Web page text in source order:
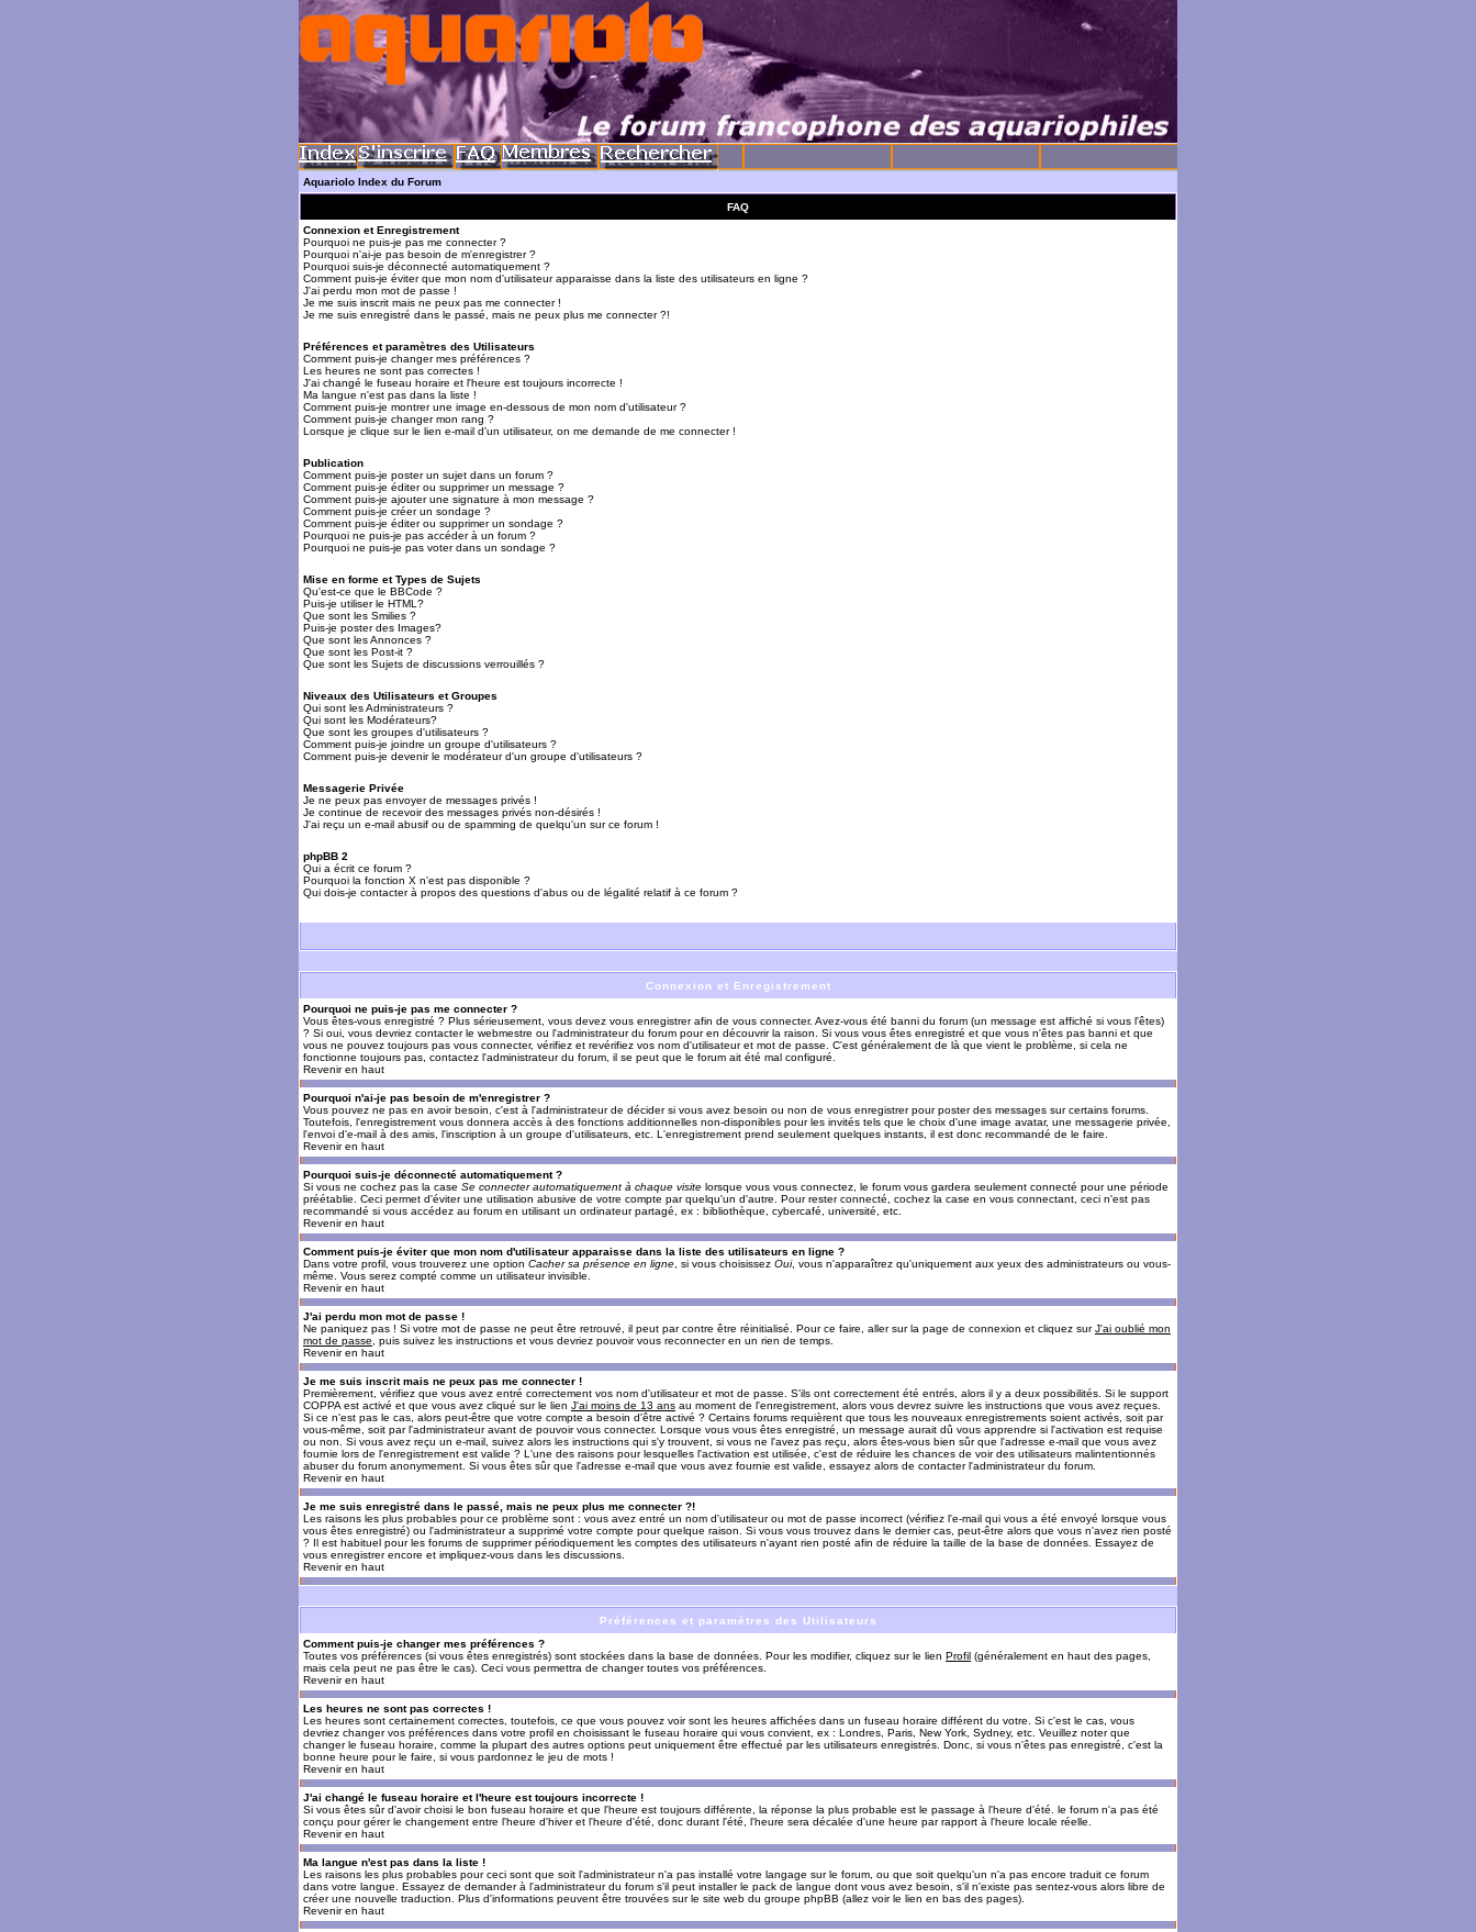
Aquariolo Index du Forum
FAQ
Connexion et Enregistrement
Pourquoi ne puis-je pas me connecter ?
Pourquoi n'ai-je pas besoin de m'enregistrer ?
Pourquoi suis-je déconnecté automatiquement ?
Comment puis-je éviter que mon nom d'utilisateur apparaisse dans la liste des utilisateurs en ligne ?
J'ai perdu mon mot de passe !
Je me suis inscrit mais ne peux pas me connecter !
Je me suis enregistré dans le passé, mais ne peux plus me connecter ?!
Préférences et paramètres des Utilisateurs
Comment puis-je changer mes préférences ?
Les heures ne sont pas correctes !
J'ai changé le fuseau horaire et l'heure est toujours incorrecte !
Ma langue n'est pas dans la liste !
Comment puis-je montrer une image en-dessous de mon nom d'utilisateur ?
Comment puis-je changer mon rang ?
Lorsque je clique sur le lien e-mail d'un utilisateur, on me demande de me connecter !
Publication
Comment puis-je poster un sujet dans un forum ?
Comment puis-je éditer ou supprimer un message ?
Comment puis-je ajouter une signature à mon message ?
Comment puis-je créer un sondage ?
Comment puis-je éditer ou supprimer un sondage ?
Pourquoi ne puis-je pas accéder à un forum ?
Pourquoi ne puis-je pas voter dans un sondage ?
Mise en forme et Types de Sujets
Qu'est-ce que le BBCode ?
Puis-je utiliser le HTML?
Que sont les Smilies ?
Puis-je poster des Images?
Que sont les Annonces ?
Que sont les Post-it ?
Que sont les Sujets de discussions verrouillés ?
Niveaux des Utilisateurs et Groupes
Qui sont les Administrateurs ?
Qui sont les Modérateurs?
Que sont les groupes d'utilisateurs ?
Comment puis-je joindre un groupe d'utilisateurs ?
Comment puis-je devenir le modérateur d'un groupe d'utilisateurs ?
Messagerie Privée
Je ne peux pas envoyer de messages privés !
Je continue de recevoir des messages privés non-désirés !
J'ai reçu un e-mail abusif ou de spamming de quelqu'un sur ce forum !
phpBB 2
Qui a écrit ce forum ?
Pourquoi la fonction X n'est pas disponible ?
Qui dois-je contacter à propos des questions d'abus ou de légalité relatif à ce forum ?
Connexion et Enregistrement
Pourquoi ne puis-je pas me connecter ?
Vous êtes-vous enregistré ? Plus sérieusement, vous devez vous enregistrer afin de vous connecter. Avez-vous été banni du forum (un message est affiché si vous l'êtes)
? Si oui, vous devriez contacter le webmestre ou l'administrateur du forum pour en découvrir la raison. Si vous vous êtes enregistré et que vous n'êtes pas banni et que
vous ne pouvez toujours pas vous connecter, vérifiez et revérifiez vos nom d'utilisateur et mot de passe. C'est généralement de là que vient le problème, si cela ne
fonctionne toujours pas, contactez l'administrateur du forum, il se peut que le forum ait été mal configuré.
Revenir en haut
Pourquoi n'ai-je pas besoin de m'enregistrer ?
Vous pouvez ne pas en avoir besoin, c'est à l'administrateur de décider si vous avez besoin ou non de vous enregistrer pour poster des messages sur certains forums.
Toutefois, l'enregistrement vous donnera accès à des fonctions additionnelles non-disponibles pour les invités tels que le choix d'une image avatar, une messagerie privée,
l'envoi d'e-mail à des amis, l'inscription à un groupe d'utilisateurs, etc. L'enregistrement prend seulement quelques instants, il est donc recommandé de le faire.
Revenir en haut
Pourquoi suis-je déconnecté automatiquement ?
Si vous ne cochez pas la case Se connecter automatiquement à chaque visite lorsque vous vous connectez, le forum vous gardera seulement connecté pour une période
préétablie. Ceci permet d'éviter une utilisation abusive de votre compte par quelqu'un d'autre. Pour rester connecté, cochez la case en vous connectant, ceci n'est pas
recommandé si vous accédez au forum en utilisant un ordinateur partagé, ex : bibliothèque, cybercafé, université, etc.
Revenir en haut
Comment puis-je éviter que mon nom d'utilisateur apparaisse dans la liste des utilisateurs en ligne ?
Dans votre profil, vous trouverez une option Cacher sa présence en ligne , si vous choisissez Oui, vous n'apparaîtrez qu'uniquement aux yeux des administrateurs ou vous-
même. Vous serez compté comme un utilisateur invisible.
Revenir en haut
J'ai perdu mon mot de passe !
Ne paniquez pas ! Si votre mot de passe ne peut être retrouvé, il peut par contre être réinitialisé. Pour ce faire, aller sur la page de connexion et cliquez surJ'ai oublié mon
mot de passe , puis suivez les instructions et vous devriez pouvoir vous reconnecter en un rien de temps.
Revenir en haut
Je me suis inscrit mais ne peux pas me connecter !
Premièrement, vérifiez que vous avez entré correctement vos nom d'utilisateur et mot de passe. S'ils ont correctement été entrés, alors il y a deux possibilités. Si le support
COPPA est activé et que vous avez cliqué sur le lien J'ai moins de 13 ans au moment de l'enregistrement, alors vous devrez suivre les instructions que vous avez reçues.
Si ce n'est pas le cas, alors peut-être que votre compte a besoin d'être activé ? Certains forums requièrent que tous les nouveaux enregistrements soient activés, soit par
vous-même, soit par l'administrateur avant de pouvoir vous connecter. Lorsque vous vous êtes enregistré, un message aurait dû vous apprendre si l'activation est requise
ou non. Si vous avez reçu un e-mail, suivez alors les instructions qui s'y trouvent, si vous ne l'avez pas reçu, alors êtes-vous bien sûr que l'adresse e-mail que vous avez
fournie lors de l'enregistrement est valide ? L'une des raisons pour lesquelles l'activation est utilisée, c'est de réduire les chances de voir des utilisateurs malintentionnés
abuser du forum anonymement. Si vous êtes sûr que l'adresse e-mail que vous avez fournie est valide, essayez alors de contacter l'administrateur du forum.
Revenir en haut
Je me suis enregistré dans le passé, mais ne peux plus me connecter ?!
Les raisons les plus probables pour ce problème sont : vous avez entré un nom d'utilisateur ou mot de passe incorrect (vérifiez l'e-mail qui vous a été envoyé lorsque vous
vous êtes enregistré) ou l'administrateur a supprimé votre compte pour quelque raison. Si vous vous trouvez dans le dernier cas, peut-être alors que vous n'avez rien posté
? Il est habituel pour les forums de supprimer périodiquement les comptes des utilisateurs n'ayant rien posté afin de réduire la taille de la base de données. Essayez de
vous enregistrer encore et impliquez-vous dans les discussions.
Revenir en haut
Préférences et paramètres des Utilisateurs
Comment puis-je changer mes préférences ?
Toutes vos préférences (si vous êtes enregistrés) sont stockées dans la base de données. Pour les modifier, cliquez sur le lien Profil (généralement en haut des pages,
mais cela peut ne pas être le cas). Ceci vous permettra de changer toutes vos préférences.
Revenir en haut
Les heures ne sont pas correctes !
Les heures sont certainement correctes, toutefois, ce que vous pouvez voir sont les heures affichées dans un fuseau horaire différent du votre. Si c'est le cas, vous
devriez changer vos préférences dans votre profil en choisissant le fuseau horaire qui vous convient, ex : Londres, Paris, New York, Sydney, etc. Veuillez noter que
changer le fuseau horaire, comme la plupart des autres options peut uniquement être effectué par les utilisateurs enregistrés. Donc, si vous n'êtes pas enregistré, c'est la
bonne heure pour le faire, si vous pardonnez le jeu de mots !
Revenir en haut
J'ai changé le fuseau horaire et l'heure est toujours incorrecte !
Si vous êtes sûr d'avoir choisi le bon fuseau horaire et que l'heure est toujours différente, la réponse la plus probable est le passage à l'heure d'été. le forum n'a pas été
conçu pour gérer le changement entre l'heure d'hiver et l'heure d'été, donc durant l'été, l'heure sera décalée d'une heure par rapport à l'heure locale réelle.
Revenir en haut
Ma langue n'est pas dans la liste !
Les raisons les plus probables pour ceci sont que soit l'administrateur n'a pas installé votre langage sur le forum, ou que soit quelqu'un n'a pas encore traduit ce forum
dans votre langue. Essayez de demander à l'administrateur du forum s'il peut installer le pack de langue dont vous avez besoin, s'il n'existe pas sentez-vous alors libre de
créer une nouvelle traduction. Plus d'informations peuvent être trouvées sur le site web du groupe phpBB (allez voir le lien en bas des pages).
Revenir en haut